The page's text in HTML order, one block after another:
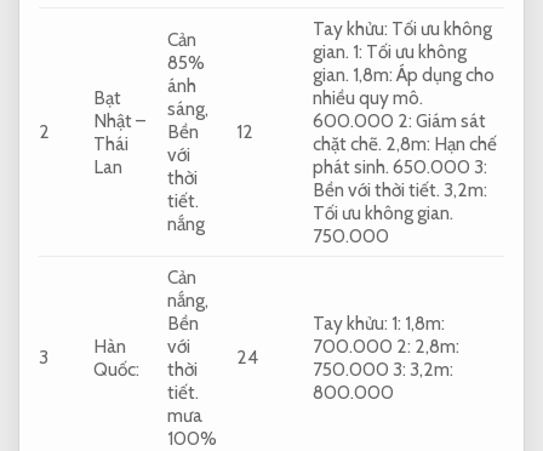
2
Bạt
Nhật –
Thái
Lan
Cản
85%
ánh
sáng,
Bền
với
thời
tiết.
nắng
12
Tay khửu: Tối ưu không
gian. 1: Tối ưu không
gian. 1,8m: Áp dụng cho
nhiều quy mô.
600.000 2: Giám sát
chặt chẽ. 2,8m: Hạn chế
phát sinh. 650.000 3:
Bền với thời tiết. 3,2m:
Tối ưu không gian.
750.000
3
Hàn
Quốc:
Cản
nắng,
Bền
với
thời
tiết.
mưa
100%
24
Tay khửu: 1: 1,8m:
700.000 2: 2,8m:
750.000 3: 3,2m:
800.000